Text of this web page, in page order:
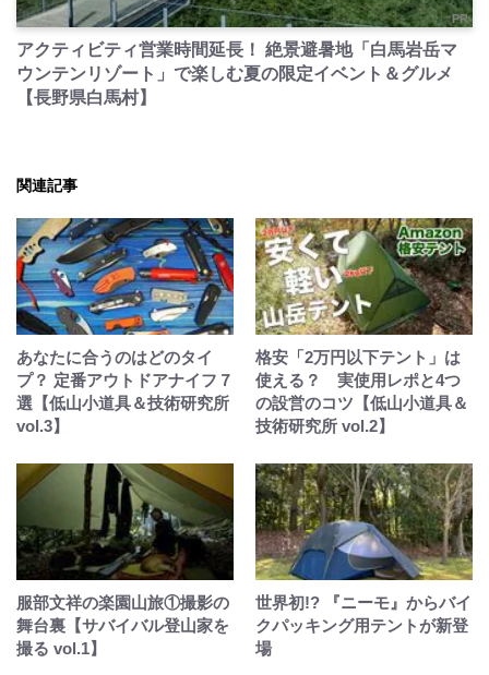
PR
アクティビティ営業時間延長！ 絶景避暑地「白馬岩岳マ
ウンテンリゾート」で楽しむ夏の限定イベント＆グルメ
【長野県白馬村】
関連記事
あなたに合うのはどのタイ
プ？ 定番アウトドアナイフ７
選【低山小道具＆技術研究所
vol.3】
格安「2万円以下テント」は
使える？ 実使用レポと4つ
の設営のコツ【低山小道具＆
技術研究所 vol.2】
服部文祥の楽園山旅①撮影の
舞台裏【サバイバル登山家を
撮る vol.1】
世界初!? 『ニーモ』からバイ
クパッキング用テントが新登
場